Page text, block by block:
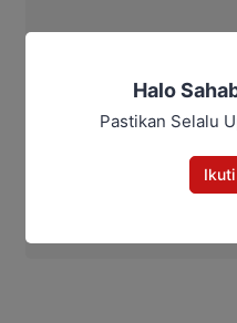
Halo
Pastikan Selalu